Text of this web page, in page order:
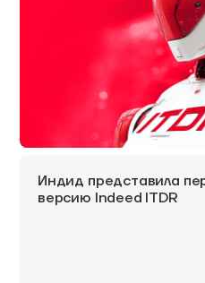
Индид представила
версию Indeed ITDR